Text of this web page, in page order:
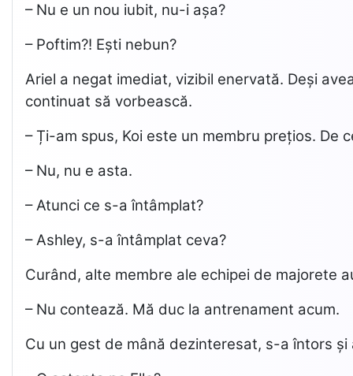
– Nu e un nou iubit, nu-i așa?
– Poftim?! Ești nebun?
Ariel a negat imediat, vizibil enervată. Deși
continuat să vorbească.
– Ți-am spus, Koi este un membru prețios. De
– Nu, nu e asta.
– Atunci ce s-a întâmplat?
– Ashley, s-a întâmplat ceva?
Curând, alte membre ale echipei de majorete
– Nu contează. Mă duc la antrenament acum.
Cu un gest de mână dezinteresat, s-a întors